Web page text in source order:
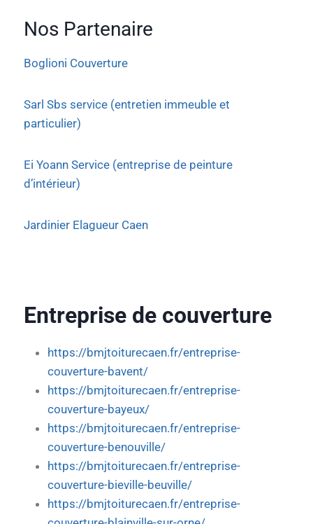
Nos Partenaire
Boglioni Couverture
Sarl Sbs service (entretien immeuble et
particulier)
Ei Yoann Service (entreprise de peinture
d’intérieur)
Jardinier Elagueur Caen
Entreprise de couverture
https://bmjtoiturecaen.fr/entreprise-
couverture-bavent/
https://bmjtoiturecaen.fr/entreprise-
couverture-bayeux/
https://bmjtoiturecaen.fr/entreprise-
couverture-benouville/
https://bmjtoiturecaen.fr/entreprise-
couverture-bieville-beuville/
https://bmjtoiturecaen.fr/entreprise-